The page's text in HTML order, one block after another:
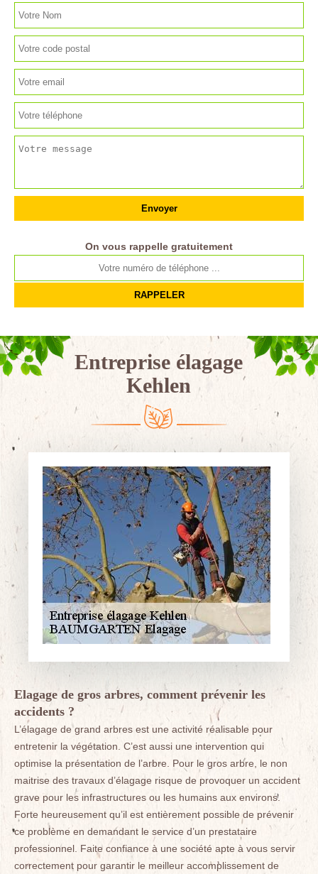
On vous rappelle gratuitement
Entreprise élagage
Kehlen
Elagage de gros arbres, comment prévenir les
accidents ?
L’élagage de grand arbres est une activité réalisable pour
entretenir la végétation. C’est aussi une intervention qui
optimise la présentation de l’arbre. Pour le gros arbre, le non
maitrise des travaux d’élagage risque de provoquer un accident
grave pour les infrastructures ou les humains aux environs.
Forte heureusement qu’il est entièrement possible de prévenir
ce problème en demandant le service d’un prestataire
professionnel. Faite confiance à une société apte à vous servir
correctement pour garantir le meilleur accomplissement de